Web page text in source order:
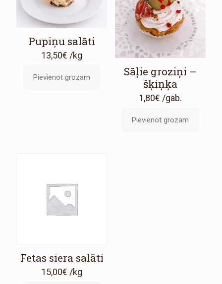
Pupiņu salāti
13,50€ /kg
Pievienot grozam
Sāļie groziņi –
šķiņķa
1,80€ /gab.
Pievienot grozam
Fetas siera salāti
15,00€ /kg